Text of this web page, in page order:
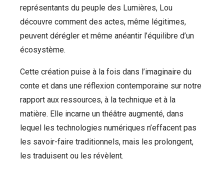
représentants du peuple des Lumières, Lou
découvre comment des actes, même légitimes,
peuvent dérégler et même anéantir l’équilibre d’un
écosystème.
Cette création puise à la fois dans l’imaginaire du
conte et dans une réflexion contemporaine sur notre
rapport aux ressources, à la technique et à la
matière. Elle incarne un théâtre augmenté, dans
lequel les technologies numériques n’effacent pas
les savoir-faire traditionnels, mais les prolongent,
les traduisent ou les révèlent.